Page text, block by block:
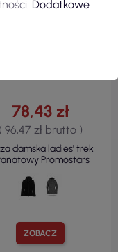
ZOBACZ
78,43 zł
( 96,47 zł brutto )
damska ladies' trek
Promostars
. Dodatkowe